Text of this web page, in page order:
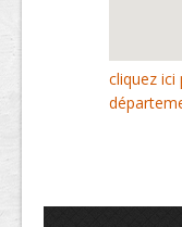
cliquez ici